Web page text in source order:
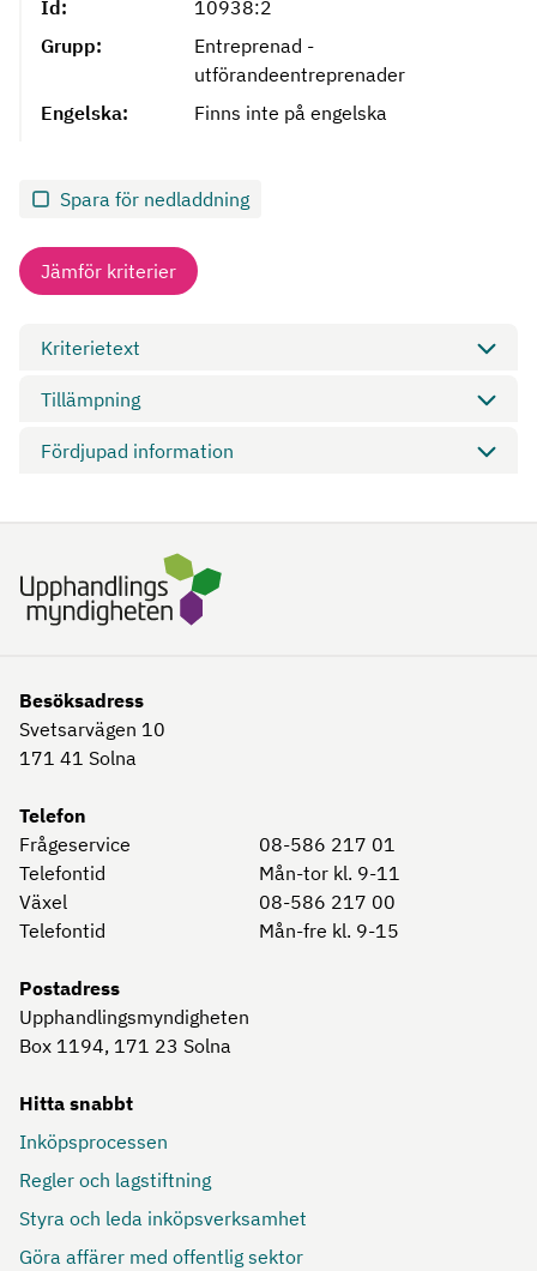
Id:
10938:2
Grupp:
Entreprenad -
utförandeentreprenader
Engelska:
Finns inte på engelska
Spara för nedladdning
Jämför kriterier
Kriterietext
Tillämpning
Fördjupad information
Besöksadress
Svetsarvägen 10
171 41 Solna
Telefon
Frågeservice
08-586 217 01
Telefontid
Mån-tor kl. 9-11
Växel
08-586 217 00
Telefontid
Mån-fre kl. 9-15
Postadress
Upphandlingsmyndigheten
Box 1194, 171 23 Solna
Hitta snabbt
Inköpsprocessen
Regler och lagstiftning
Styra och leda inköpsverksamhet
Göra affärer med offentlig sektor